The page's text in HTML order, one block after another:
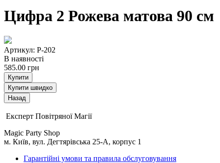
Цифра 2 Рожева матова 90 см
Артикул: Р-202
В наявності
585.00 грн
Купити
Купити швидко
Експерт Повітряної Магії
Magic Party Shop
м. Київ, вул. Дегтярівська 25-А, корпус 1
Гарантійні умови та правила обслуговування